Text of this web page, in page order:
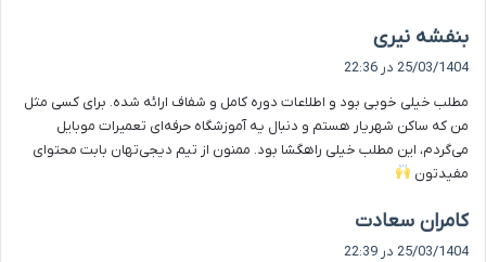
بنفشه نیری
ف
:
25/03/1404 در 22:36
مطلب خیلی خوبی بود و اطلاعات دوره کامل و شفاف ارائه شده. برای کسی مثل
من که ساکن شهریار هستم و دنبال یه آموزشگاه حرفه‌ای تعمیرات موبایل
می‌گردم، این مطلب خیلی راهگشا بود. ممنون از تیم دیجی‌تهان بابت محتوای
مفیدتون
کامران سعادت
ف
25/03/1404 در 22:39